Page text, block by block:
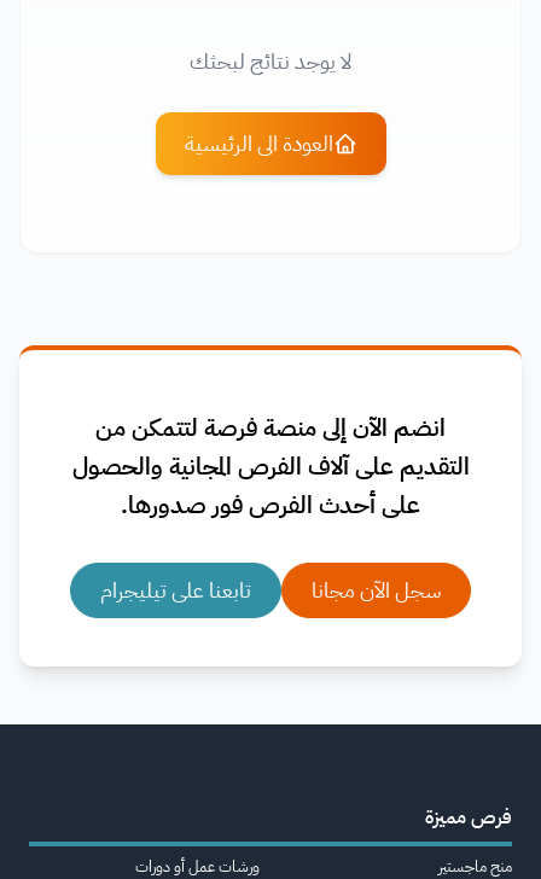
لا يوجد نتائج لبحثك
العودة الى الرئيسية
انضم الآن إلى منصة فرصة لتتمكن من
التقديم على آلاف الفرص المجانية والحصول
على أحدث الفرص فور صدورها.
سجل الآن مجانا تابعنا على تيليجرام
فرص مميزة
منح ماجستير
ورشات عمل أو دورات